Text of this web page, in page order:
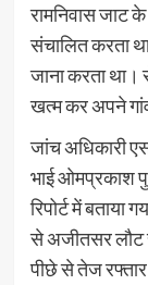
रामनिवास जाट
संचालित करता
जाना करता था।
खत्म कर अपने
जांच अधिकारी
भाई ओमप्रकाश
रिपोर्ट में बताया
से अजीतसर लौट
पीछे से तेज